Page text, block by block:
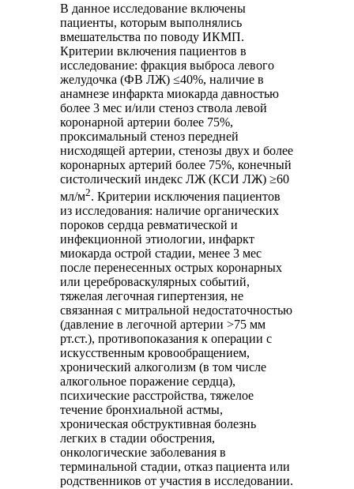
В данное исследование включены
пациенты, которым выполнялись
вмешательства по поводу ИКМП.
Критерии включения пациентов в
исследование: фракция выброса левого
желудочка (ФВ ЛЖ) ≤40%, наличие в
анамнезе инфаркта миокарда давностью
более 3 мес и/или стеноз ствола левой
коронарной артерии более 75%,
проксимальный стеноз передней
нисходящей артерии, стенозы двух и более
коронарных артерий более 75%, конечный
систолический индекс ЛЖ (КСИ ЛЖ) ≥60
мл/м2. Критерии исключения пациентов
из исследования: наличие органических
пороков сердца ревматической и
инфекционной этиологии, инфаркт
миокарда острой стадии, менее 3 мес
после перенесенных острых коронарных
или цереброваскулярных событий,
тяжелая легочная гипертензия, не
связанная с митральной недостаточностью
(давление в легочной артерии >75 мм
рт.ст.), противопоказания к операции с
искусственным кровообращением,
хронический алкоголизм (в том числе
алкогольное поражение сердца),
психические расстройства, тяжелое
течение бронхиальной астмы,
хроническая обструктивная болезнь
легких в стадии обострения,
онкологические заболевания в
терминальной стадии, отказ пациента или
родственников от участия в исследовании.